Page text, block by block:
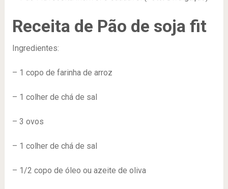
Receita de Pão de soja fit
Ingredientes:
– 1 copo de farinha de arroz
– 1 colher de chá de sal
– 3 ovos
– 1 colher de chá de sal
– 1/2 copo de óleo ou azeite de oliva